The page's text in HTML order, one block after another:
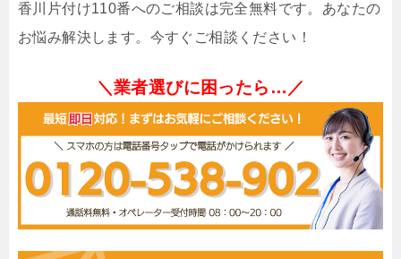
香川片付け110番へのご相談は完全無料です。あなたの
お悩み解決します。今すぐご相談ください！
＼業者選びに困ったら…／